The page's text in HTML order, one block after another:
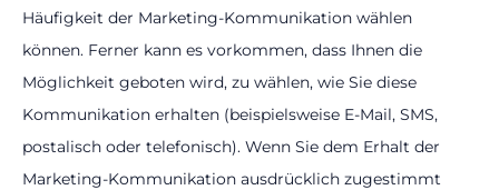
Häufigkeit der Marketing-Kommunikation wählen
können. Ferner kann es vorkommen, dass Ihnen die
Möglichkeit geboten wird, zu wählen, wie Sie diese
Kommunikation erhalten (beispielsweise E-Mail, SMS,
postalisch oder telefonisch). Wenn Sie dem Erhalt der
Marketing-Kommunikation ausdrücklich zugestimmt